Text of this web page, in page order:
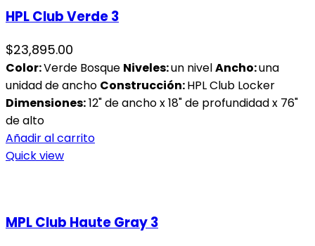
HPL Club Verde 3
$23,895.00
Color:Verde Bosque Niveles:un nivelAncho:una
unidad de ancho Construcción:HPL Club Locker
Dimensiones:12" de ancho x 18" de profundidad x 76"
de alto
Añadir al carrito
Quick view
MPL Club Haute Gray 3